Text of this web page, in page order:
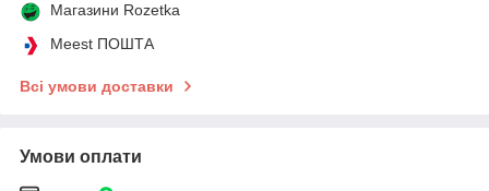
Магазини Rozetka
Meest ПОШТА
Всі умови доставки
Умови оплати